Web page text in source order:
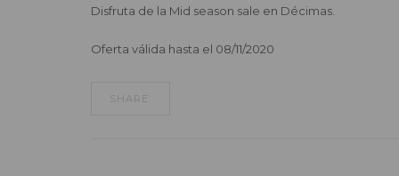
Disfruta de la Mid season sale en Décimas.
Oferta válida hasta el 08/11/2020
SHARE: